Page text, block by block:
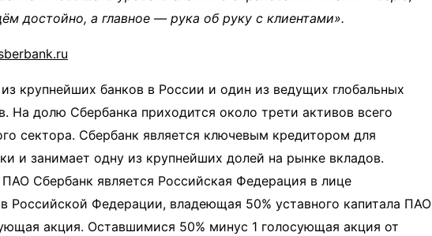
достойно, а главное — рука об руку с клиентами».
крупнейших банков в России и один из ведущих глобальных
На долю Сбербанка приходится около трети активов всего
сектора. Сбербанк является ключевым кредитором для
и занимает одну из крупнейших долей на рынке вкладов.
Сбербанк является Российская Федерация в лице
Российской Федерации, владеющая 50% уставного капитала ПАО
акция. Оставшимися 50% минус 1 голосующая акция от